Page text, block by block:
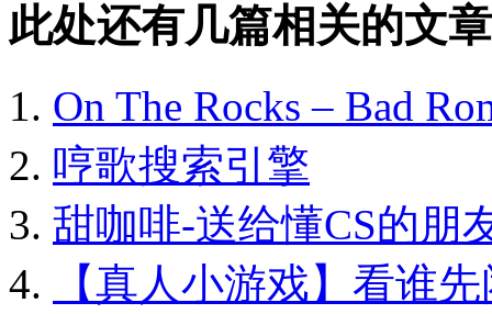
此处还有几篇相关的文
On The Rocks – Bad
哼歌搜索引擎
甜咖啡-送给懂CS的朋
【真人小游戏】看谁